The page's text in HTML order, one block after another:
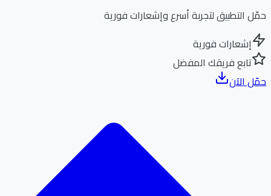
التطبيق لتجربة أسرع وإشعارات فورية
إشعارات فورية
تابع فريقك المفضل
الآن